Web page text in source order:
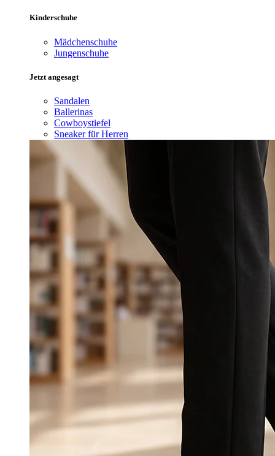
Kinderschuhe
Mädchenschuhe
Jungenschuhe
Jetzt angesagt
Sandalen
Ballerinas
Cowboystiefel
Sneaker für Herren